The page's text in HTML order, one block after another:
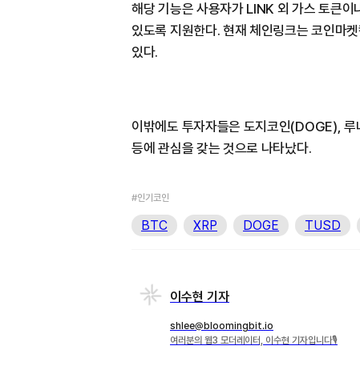
해당 기능은 사용자가 LINK 외 가스 토큰
있도록 지원한다. 현재 체인링크는 코인마
있다.
이밖에도 투자자들은 도지코인(DOGE),
등에 관심을 갖는 것으로 나타났다.
#인기코인
BTC XRP DOGE TUSD
이수현 기자
shlee@bloomingbit.io
여러분의 웹3 모더레이터, 이수현 기자입니다🎙